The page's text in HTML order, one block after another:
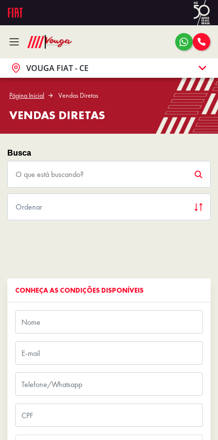
VOUGA FIAT - CE
Página Inicial Vendas Diretas
VENDAS DIRETAS
CONHEÇA AS CONDIÇÕES DISPONÍVEIS